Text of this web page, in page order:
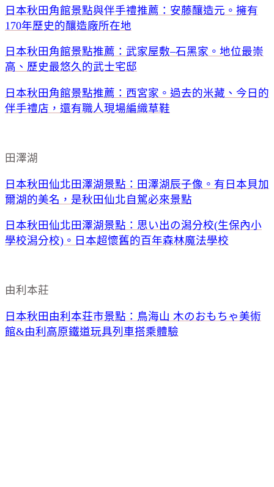
日本秋田角館景點與伴手禮推薦：安藤釀造元。擁有
170年歷史的釀造廠所在地
日本秋田角館景點推薦：武家屋敷–石黑家。地位最崇
高、歷史最悠久的武士宅邸
日本秋田角館景點推薦：西宮家。過去的米藏、今日的
伴手禮店，還有職人現場編織草鞋
田澤湖
日本秋田仙北田澤湖景點：田澤湖辰子像。有日本貝加
爾湖的美名，是秋田仙北自駕必來景點
日本秋田仙北田澤湖景點：思い出の潟分校(生保內小
學校潟分校)。日本超懷舊的百年森林魔法學校
由利本莊
日本秋田由利本荘市景點：鳥海山 木のおもちゃ美術
館&由利高原鐵道玩具列車搭乘體驗